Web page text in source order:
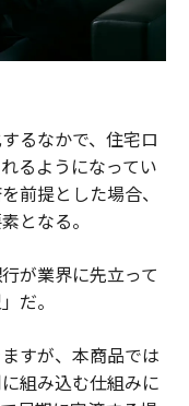
るなかで、住宅ロ
るようになってい
前提とした場合、
となる。
が業界に先立って
だ。
すが、本商品では
組み込む仕組みに